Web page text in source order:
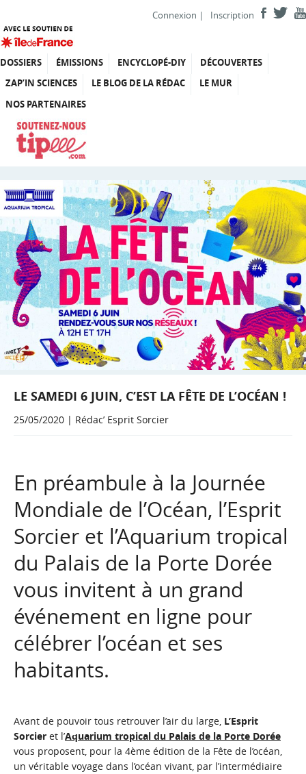
Connexion | Inscription
DOSSIERS ÉMISSIONS ENCYCLOPÉ-DIY
DÉCOUVERTES
ZAP’IN SCIENCES
LE BLOG DE LA RÉDAC
LE MUR
NOS PARTENAIRES
LE SAMEDI 6 JUIN, C’EST LA FÊTE DE L’OCÉAN !
25/05/2020 | Rédac’ Esprit Sorcier
En préambule à la Journée
Mondiale de l’Océan, l’Esprit
Sorcier et l’Aquarium tropical
du Palais de la Porte Dorée
vous invitent à un grand
événement en ligne pour
célébrer l’océan et ses
habitants.
Avant de pouvoir tous retrouver l’air du large, L’Esprit
Sorcier et l’Aquarium tropical du Palais de la Porte Dorée
vous proposent, pour la 4ème édition de la Fête de l’océan,
un véritable voyage dans l’océan vivant, par l’intermédiaire